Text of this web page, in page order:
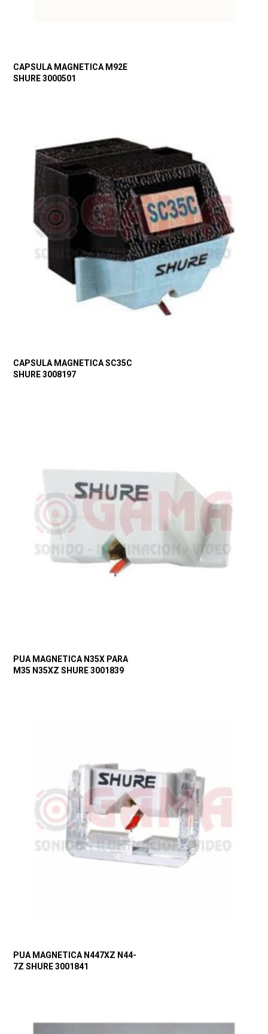
CAPSULA MAGNETICA M92E
SHURE 3000501
CAPSULA MAGNETICA SC35C
SHURE 3008197
PUA MAGNETICA N35X PARA
M35 N35XZ SHURE 3001839
PUA MAGNETICA N447XZ N44-
7Z SHURE 3001841